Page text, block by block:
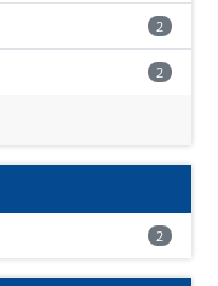
2
2
2